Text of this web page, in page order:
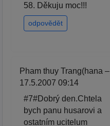
58. Děkuju moc!!!
odpovědět
Pham thuy Trang(hana –
17.5.2007 09:14
#7#Dobrý den.Chtela
bych panu husarovi a
ostatním ucitelum